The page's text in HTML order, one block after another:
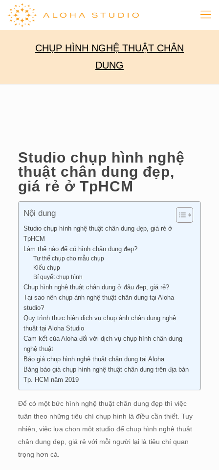
CHỤP HÌNH NGHỆ THUẬT CHÂN
DUNG
Studio chụp hình nghệ
thuật chân dung đẹp,
giá rẻ ở TpHCM
Nội dung
Studio chụp hình nghệ thuật chân dung đẹp, giá rẻ ở
TpHCM
Làm thế nào để có hình chân dung đẹp?
Tư thế chụp cho mẫu chụp
Kiểu chụp
Bí quyết chụp hình
Chụp hình nghệ thuật chân dung ở đâu đẹp, giá rẻ?
Tại sao nên chụp ảnh nghệ thuật chân dung tại Aloha
studio?
Quy trình thực hiện dịch vụ chụp ảnh chân dung nghệ
thuật tại Aloha Studio
Cam kết của Aloha đối với dịch vụ chụp hình chân dung
nghệ thuật
Báo giá chụp hình nghệ thuật chân dung tại Aloha
Bảng báo giá chụp hình nghệ thuật chân dung trên địa bàn
Tp. HCM năm 2019
Để có một bức hình nghệ thuật chân dung đẹp thì việc
tuân theo những tiêu chí chụp hình là điều cần thiết. Tuy
nhiên, việc lựa chọn một studio để chụp hình nghệ thuật
chân dung đẹp, giá rẻ với mỗi người lại là tiêu chí quan
trọng hơn cả.